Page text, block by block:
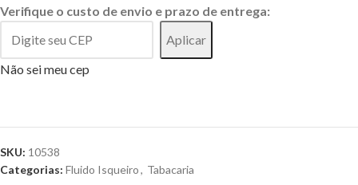
Verifique o custo de envio e prazo de entrega:
Aplicar
Não sei meu cep
SKU: 10538
Categorias: Fluido Isqueiro, Tabacaria